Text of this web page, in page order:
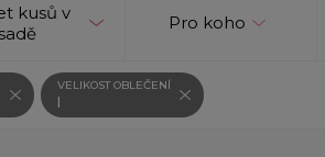
kusů v
sadě
Pro koho
VELIKOST OBLEČENÍ
l